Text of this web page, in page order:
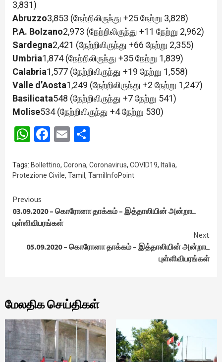
3,831)
Abruzzo3,853 (நேற்றிலிருந்து +25 நேற்று 3,828)
P.A. Bolzano2,973 (நேற்றிலிருந்து +11 நேற்று 2,962)
Sardegna2,421 (நேற்றிலிருந்து +66 நேற்று 2,355)
Umbria1,874 (நேற்றிலிருந்து +35 நேற்று 1,839)
Calabria1,577 (நேற்றிலிருந்து +19 நேற்று 1,558)
Valle d’Aosta1,249 (நேற்றிலிருந்து +2 நேற்று 1,247)
Basilicata548 (நேற்றிலிருந்து +7 நேற்று 541)
Molise534 (நேற்றிலிருந்து +4 நேற்று 530)
WhatsApp
Facebook
Email
Tags: Bollettino, Corona, Coronavirus, COVID19, Italia,
Protezione Civile, Tamil , TamilInfoPoint
Continue
Reading
Previous
03.09.2020 – கொரோனா தாக்கம் – இத்தாலியின் அன்றாட
புள்ளிவிபரங்கள்
Next
05.09.2020 – கொரோனா தாக்கம் – இத்தாலியின் அன்றாட
புள்ளிவிபரங்கள்
மேலதிக செய்திகள்